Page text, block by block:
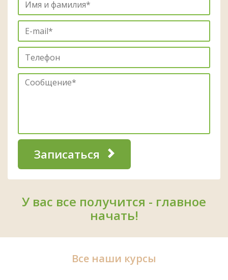
Записаться
У вас все получится - главное
начать!
Все наши курсы